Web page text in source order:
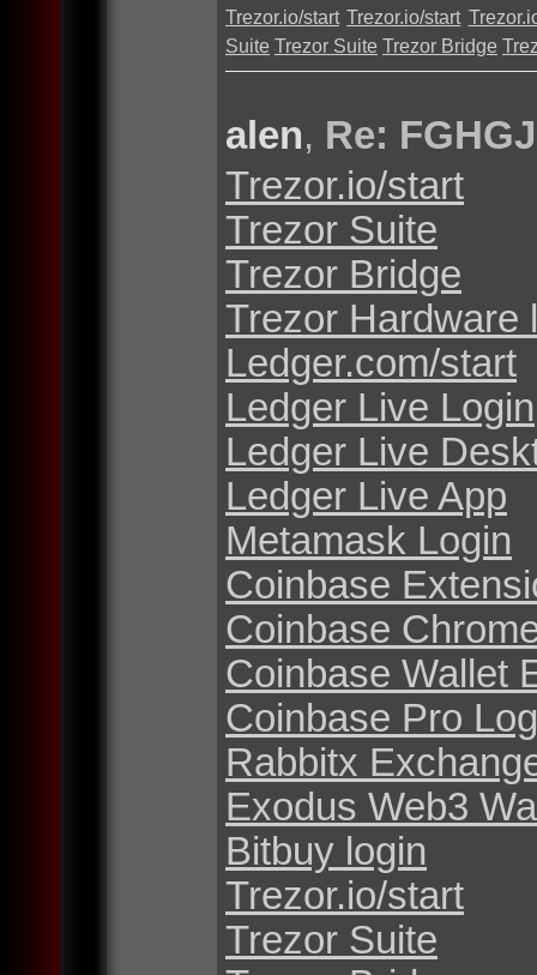
Trezor.io/start Trezor.io/start
Suite Trezor Suite Trezor Bridge
alen, Re: FGHGJ
Trezor.io/start
Trezor Suite
Trezor Bridge
Trezor Hardware
Ledger.com/start
Ledger Live Login
Ledger Live
Ledger Live App
Metamask Login
Coinbase
Coinbase
Coinbase Wallet
Coinbase Pro
Rabbitx
Exodus Web3
Bitbuy login
Trezor.io/start
Trezor Suite